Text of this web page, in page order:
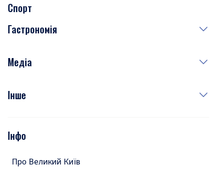
Завтра
Субота
Медицина
Краса
Спорт
Гастрономія
Рецепти
Медіа
Фото
Подкасти
Інше
Тести
Інфо
Про Великий Київ